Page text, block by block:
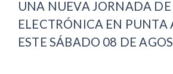
UNA NUEVA JORNADA
ELECTRÓNICA EN PUNTA
ESTE SÁBADO 08 DE